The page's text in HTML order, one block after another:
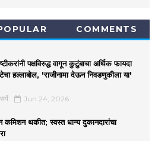
COMMENTS
पक्षविरुद्ध वागून कुटुंबाचा अर्थिक फायदा
हल्लाबोल, 'राजीनामा देऊन निवडणुकीला या'
Jun 24, 2026
कमिशन थकीत; स्वस्त धान्य दुकानदारांचा